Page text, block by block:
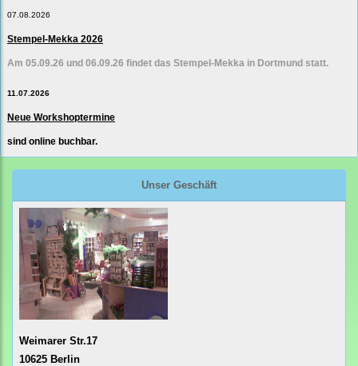
07.08.2026
Stempel-Mekka 2026
Am 05.09.26 und 06.09.26 findet das Stempel-Mekka in Dortmund statt.
11.07.2026
Neue Workshoptermine
sind online buchbar.
Unser Geschäft
Weimarer Str.17
10625 Berlin